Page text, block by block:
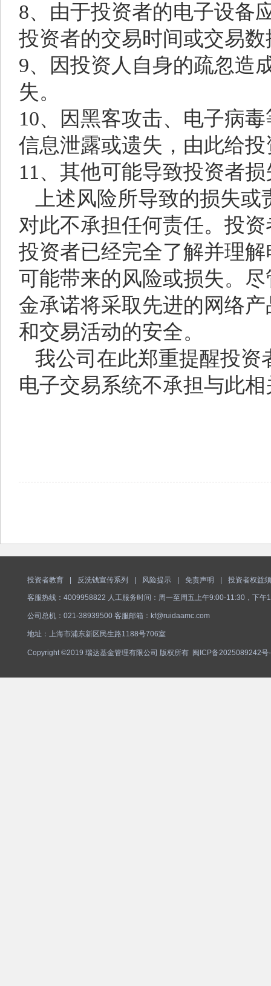
8、由于投资者的电子设备
投资者的交易时间或交易
9、因投资人自身的疏忽造
失。
10、因黑客攻击、电子病
信息泄露或遗失，由此给
11、其他可能导致投资者
上述风险所导致的损失或
对此不承担任何责任。投
投资者已经完全了解并理
可能带来的风险或损失。
金承诺将采取先进的网络
和交易活动的安全。
我公司在此郑重提醒投资
电子交易系统不承担与此
投资者教育 反洗钱宣传系列 风险提示 免责声明 投资者权益
客服热线：4009958822 人工服务时间：周一至周五上午9:00-11:30，下午
公司总机：021-38939500 客服邮箱：kf@ruidaamc.com
地址：上海市浦东新区民生路1188号706室
Copyright ©2019 瑞达基金管理有限公司 版权所有 闽ICP备2025089242号